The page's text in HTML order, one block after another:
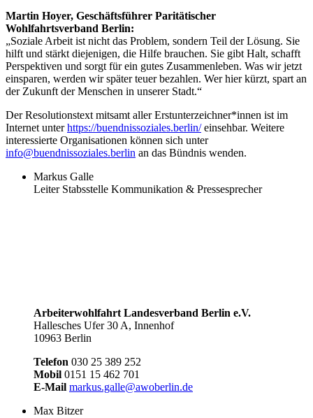
Martin Hoyer, Geschäftsführer Paritätischer
Wohlfahrtsverband Berlin:
„Soziale Arbeit ist nicht das Problem, sondern Teil der Lösung. Sie
hilft und stärkt diejenigen, die Hilfe brauchen. Sie gibt Halt, schafft
Perspektiven und sorgt für ein gutes Zusammenleben. Was wir jetzt
einsparen, werden wir später teuer bezahlen. Wer hier kürzt, spart an
der Zukunft der Menschen in unserer Stadt.“
Der Resolutionstext mitsamt aller Erstunterzeichner*innen ist im
Internet unterhttps://buendnissoziales.berlin/einsehbar. Weitere
interessierte Organisationen können sich unter
info@buendnissoziales.berlin an das Bündnis wenden.
Markus Galle
Leiter Stabsstelle Kommunikation & Pressesprecher
Arbeiterwohlfahrt Landesverband Berlin e.V.
Hallesches Ufer 30 A, Innenhof
10963 Berlin
Telefon 030 25 389 252
Mobil 0151 15 462 701
E-Mail markus.galle@awoberlin.de
Max Bitzer